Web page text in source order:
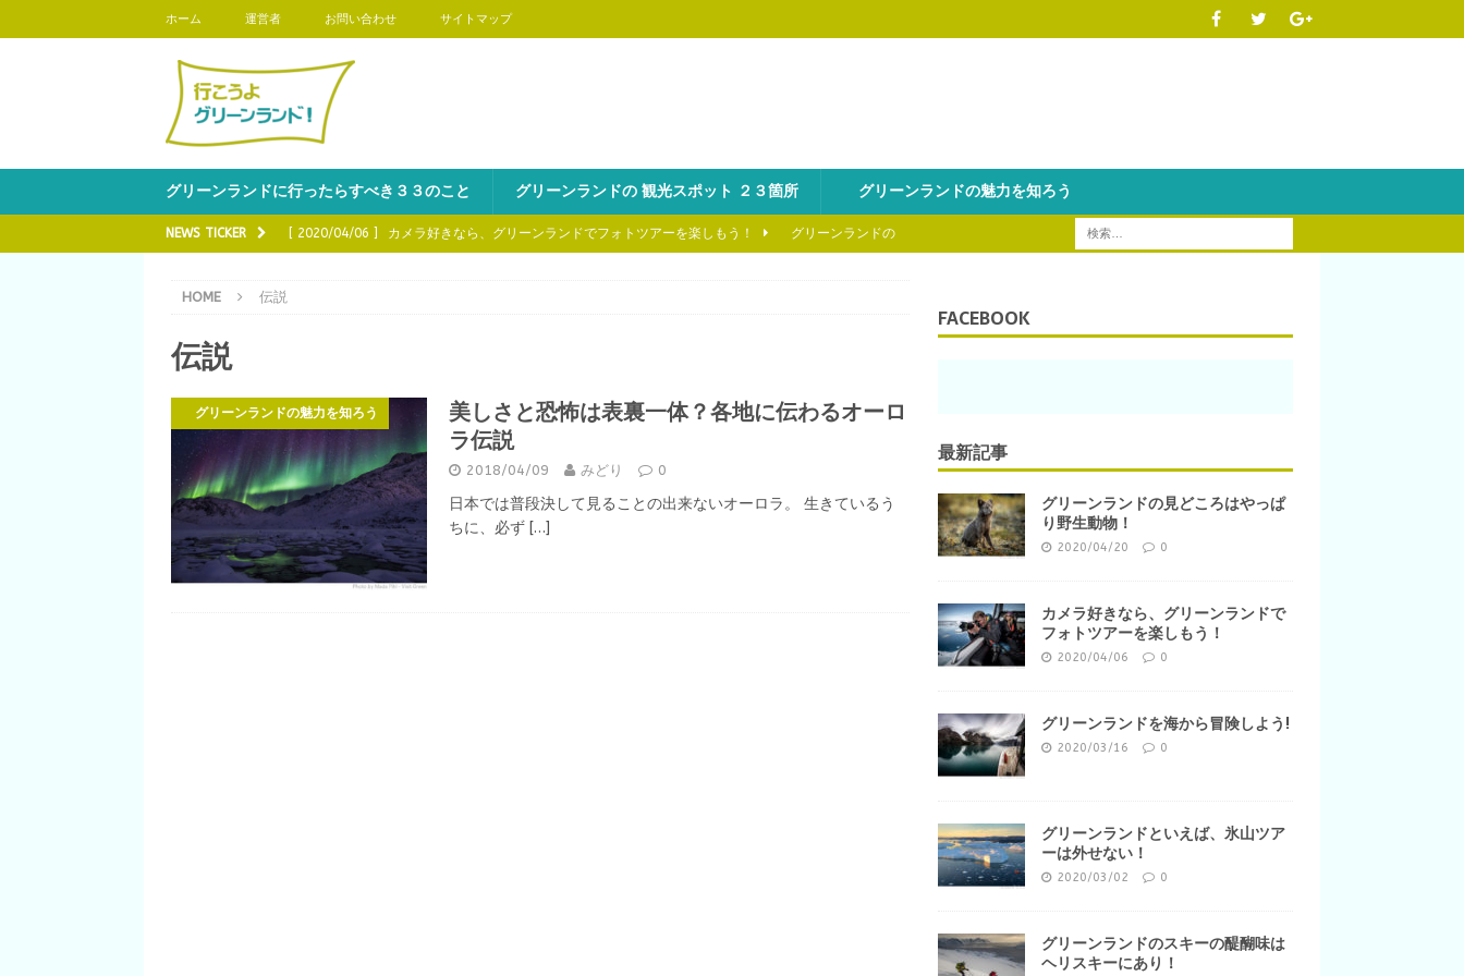
ホーム 運営者 お問い合わせ サイトマップ
グリーンランドに行ったらすべき３３のこと グリーンランドの 観光スポット ２３箇所 グリーンランドの魅力を知ろう
NEWS TICKER [ 2020/04/06 ] カメラ好きなら、グリーンランドでフォトツアーを楽しもう！ グリーンランドの
[ 2020/02/17 ] グリーンランドのスキーの醍醐味はヘリスキーにあり！ グリーンランドの魅力を
知ろう
[ 2020/04/20 ] グリーンランドの見どころはやっぱり野生動物！ グリーンランドの魅力を知ろう
HOME 伝説
伝説
グリーンランドの魅力を知ろう
美しさと恐怖は表裏一体？各地に伝わるオーロ
ラ伝説
2018/04/09 みどり 0
日本では普段決して見ることの出来ないオーロラ。 生きているう
ちに、必ず […]
FACEBOOK
最新記事
グリーンランドの見どころはやっぱ
り野生動物！
2020/04/20 0
カメラ好きなら、グリーンランドで
フォトツアーを楽しもう！
2020/04/06 0
グリーンランドを海から冒険しよう!
2020/03/16 0
グリーンランドといえば、氷山ツア
ーは外せない！
2020/03/02 0
グリーンランドのスキーの醍醐味は
ヘリスキーにあり！